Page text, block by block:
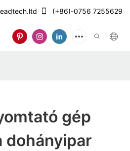
(+86)-0756 7255629
gép
dohányipar